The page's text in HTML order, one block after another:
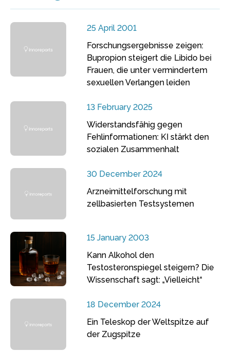
25 April 2001
Forschungsergebnisse zeigen:
Bupropion steigert die Libido bei
Frauen, die unter vermindertem
sexuellen Verlangen leiden
13 February 2025
Widerstandsfähig gegen
Fehlinformationen: KI stärkt den
sozialen Zusammenhalt
30 December 2024
Arzneimittelforschung mit
zellbasierten Testsystemen
15 January 2003
Kann Alkohol den
Testosteronspiegel steigern? Die
Wissenschaft sagt: „Vielleicht“
18 December 2024
Ein Teleskop der Weltspitze auf
der Zugspitze